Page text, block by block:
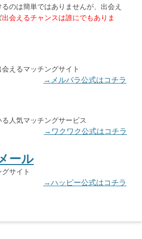
のは簡単ではありませんが、出会え
出会えるチャンスは誰にでもありま
えるマッチングサイト
→メルパラ公式はコチラ
人気マッチングサービス
→ワクワク公式はコチラ
ール
サイト
→ハッピー公式はコチラ